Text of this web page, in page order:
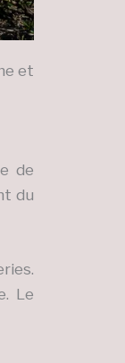
et
de
du
Le